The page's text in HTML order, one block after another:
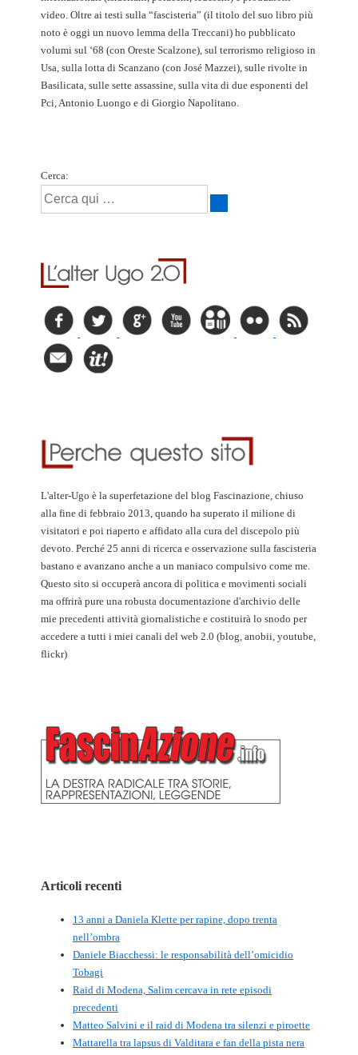
video. Oltre ai testi sulla “fascisteria” (il titolo del suo libro più
noto è oggi un nuovo lemma della Treccani) ho pubblicato
volumi sul ‘68 (con Oreste Scalzone), sul terrorismo religioso in
Usa, sulla lotta di Scanzano (con José Mazzei), sulle rivolte in
Basilicata, sulle sette assassine, sulla vita di due esponenti del
Pci, Antonio Luongo e di Giorgio Napolitano.
Cerca:
L'alter-Ugo è la superfetazione del blog Fascinazione, chiuso
alla fine di febbraio 2013, quando ha superato il milione di
visitatori e poi riaperto e affidato alla cura del discepolo più
devoto. Perché 25 anni di ricerca e osservazione sulla fascisteria
bastano e avanzano anche a un maniaco compulsivo come me.
Questo sito si occuperà ancora di politica e movimenti sociali
ma offrirà pure una robusta documentazione d'archivio delle
mie precedenti attività giornalistiche e costituirà lo snodo per
accedere a tutti i miei canali del web 2.0 (blog, anobii, youtube,
flickr)
Articoli recenti
13 anni a Daniela Klette per rapine, dopo trenta
nell’ombra
Daniele Biacchessi: le responsabilità dell’omicidio
Tobagi
Raid di Modena, Salim cercava in rete episodi
precedenti
Matteo Salvini e il raid di Modena tra silenzi e piroette
Mattarella tra lapsus di Valditara e fan della pista nera